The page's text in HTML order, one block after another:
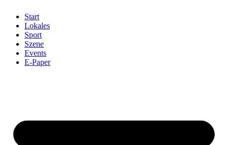
Start
Lokales
Sport
Szene
Events
E-Paper